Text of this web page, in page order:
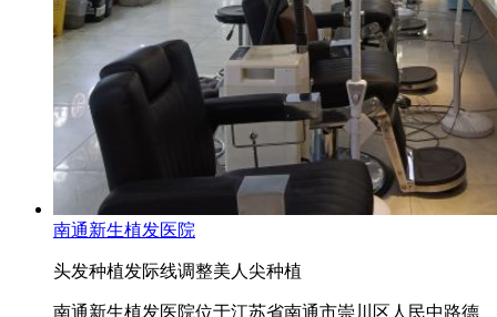
南通新生植发医院
头发种植发际线调整美人尖种植
南通新生植发医院位于江苏省南通市崇川区人民中路德